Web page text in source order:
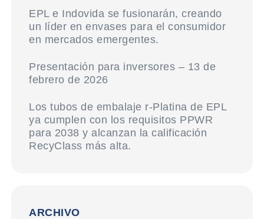
EPL e Indovida se fusionarán, creando
un líder en envases para el consumidor
en mercados emergentes.
Presentación para inversores – 13 de
febrero de 2026
Los tubos de embalaje r-Platina de EPL
ya cumplen con los requisitos PPWR
para 2038 y alcanzan la calificación
RecyClass más alta.
ARCHIVO